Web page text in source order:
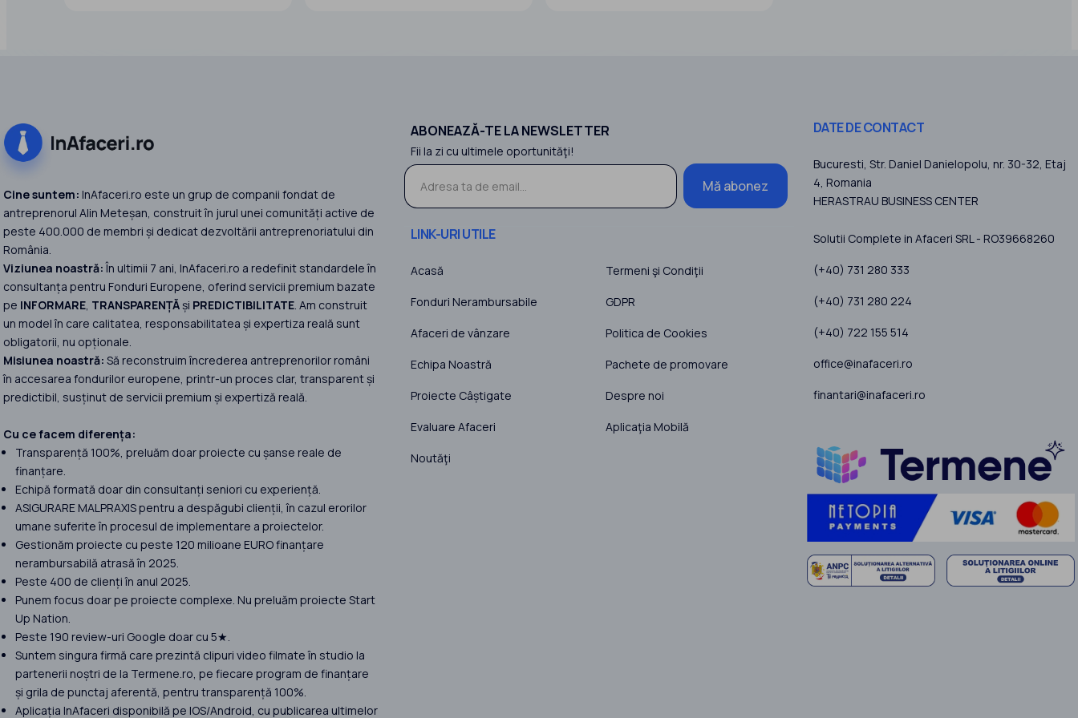
Cine suntem: InAfaceri.ro este un grup de companii fondat de
antreprenorul Alin Meteșan, construit în jurul unei comunități active de
peste 400.000 de membri și dedicat dezvoltării antreprenoriatului din
România.
Viziunea noastră:În ultimii 7 ani, InAfaceri.ro a redefinit standardele în
consultanța pentru Fonduri Europene, oferind servicii premium bazate
pe INFORMARE, TRANSPARENȚĂși PREDICTIBILITATE. Am construit
un model în care calitatea, responsabilitatea și expertiza reală sunt
obligatorii, nu opționale.
Misiunea noastră: Să reconstruim încrederea antreprenorilor români
în accesarea fondurilor europene, printr-un proces clar, transparent și
predictibil, susținut de servicii premium și expertiză reală.
Cu ce facem diferența:
Transparență 100%, preluăm doar proiecte cu șanse reale de
finanțare.
Echipă formată doar din consultanți seniori cu experiență.
ASIGURARE MALPRAXIS pentru a despăgubi clienții, în cazul erorilor
umane suferite în procesul de implementare a proiectelor.
Gestionăm proiecte cu peste 120 milioane EURO finanțare
nerambursabilă atrasă în 2025.
Peste 400 de clienți în anul 2025.
Punem focus doar pe proiecte complexe. Nu preluăm proiecte Start
Up Nation.
Peste 190 review-uri Google doar cu 5★.
Suntem singura firmă care prezintă clipuri video filmate în studio la
partenerii noștri de la Termene.ro, pe fiecare program de finanțare
și grila de punctaj aferentă, pentru transparență 100%.
Aplicația InAfaceri disponibilă pe IOS/Android, cu publicarea ultimelor
ABONEAZĂ-TE LA NEWSLETTER
Fii la zi cu ultimele oportunităţi!
Mă abonez
LINK-URI UTILE
Acasă
Fonduri Nerambursabile
Afaceri de vânzare
Echipa Noastră
Proiecte Câștigate
Evaluare Afaceri
Noutăţi
Termeni şi Condiţii
GDPR
Politica de Cookies
Pachete de promovare
Despre noi
Aplicaţia Mobilă
DATE DE CONTACT
Bucuresti, Str. Daniel Danielopolu, nr. 30-32, Etaj
4, Romania
HERASTRAU BUSINESS CENTER
Solutii Complete in Afaceri SRL - RO39668260
(+40) 731 280 333
(+40) 731 280 224
(+40) 722 155 514
office@inafaceri.ro
finantari@inafaceri.ro